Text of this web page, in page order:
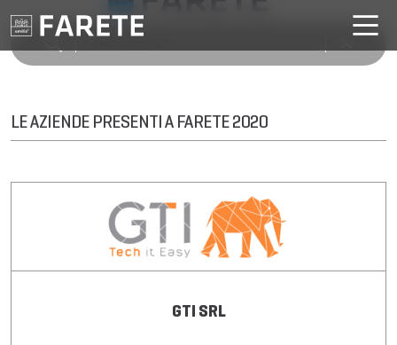
LE AZIENDE PRESENTI A FARETE 2020
GTI SRL